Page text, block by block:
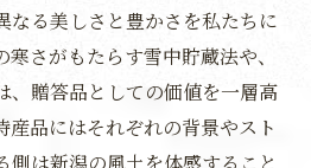
なる美しさと豊かさを私たちに
さがもたらす雪中貯蔵法や、
、贈答品としての価値を一層高
産品にはそれぞれの背景やスト
側は新潟の風土を体感すること